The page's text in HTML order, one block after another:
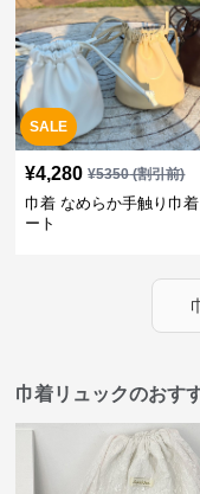
SALE
¥4,280 ¥5350(割引前)
巾着 なめらか手触り巾着
ート
巾着リュックのおす